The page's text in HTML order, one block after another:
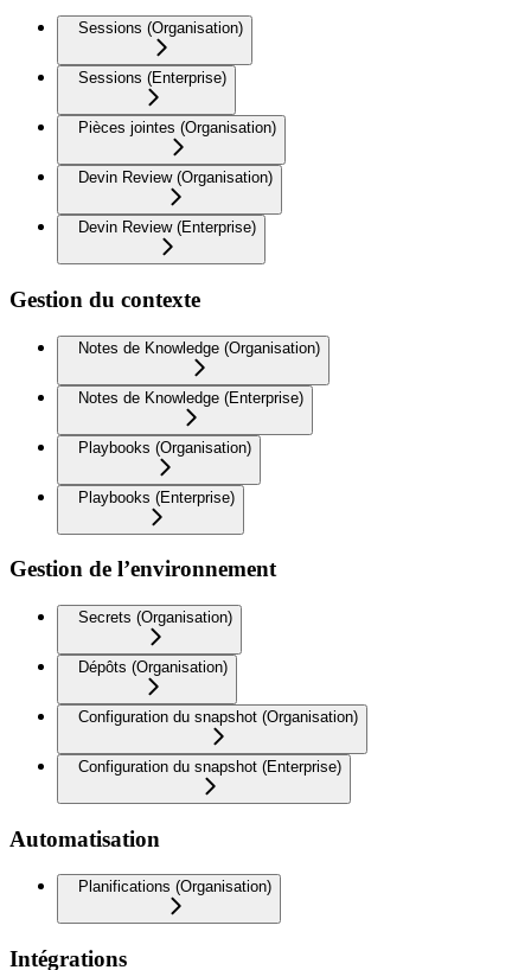
Sessions (Organisation)
Sessions (Enterprise)
Pièces jointes (Organisation)
Devin Review (Organisation)
Devin Review (Enterprise)
Gestion du contexte
Notes de Knowledge (Organisation)
Notes de Knowledge (Enterprise)
Playbooks (Organisation)
Playbooks (Enterprise)
Gestion de l’environnement
Secrets (Organisation)
Dépôts (Organisation)
Configuration du snapshot (Organisation)
Configuration du snapshot (Enterprise)
Automatisation
Planifications (Organisation)
Intégrations